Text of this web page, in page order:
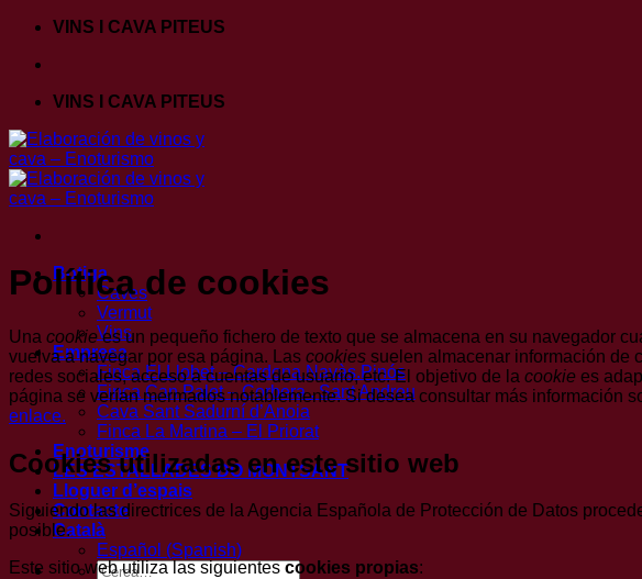
Skip
content
VINS I CAVA PITEUS
VINS I CAVA PITEUS
Botiga
Caves
Vermut
Vins
Empresa
Finca El Llobet – Cardona.Navàs.Pinós
Finca Can Palet – Corbera . Sant Andreu
Cava Sant Sadurní d’Anoia
Finca La Martina – El Priorat
Enoturisme
LES ESTALLADES DO MONTSANT
Lloguer d’espais
Contacte
Català
Español (Spanish)
Cerca:
Política de cookies
Una cookiees un pequeño fichero de texto que se almacena en su navegador
vuelva a navegar por esa página. Las cookies suelen almacenar información de
redes sociales, acceso a cuentas de usuario, etc. El objetivo de la cookie es
página se verían mermados notablemente. Si desea consultar más información
enlace.
Cookies utilizadas en este sitio web
Siguiendo las directrices de la Agencia Española de Protección de Datos
posible.
Este sitio web utiliza las siguientescookies propias: